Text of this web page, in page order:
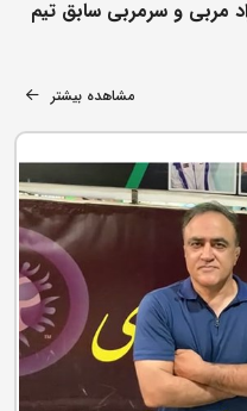
مربی و سرمربی سابق تیم
مشاهده بیشتر